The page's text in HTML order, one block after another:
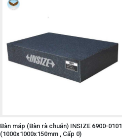
Bàn máp (Bàn rà chuẩn) INSIZE 6900-0101
(1000x1000x150mm , Cấp 0)